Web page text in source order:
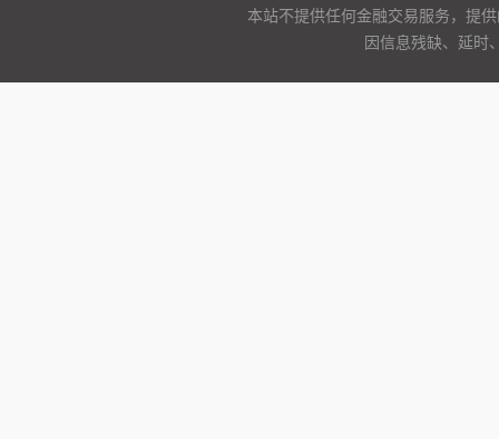
本站不提供任何金融交易服务，提
因信息残缺、延时